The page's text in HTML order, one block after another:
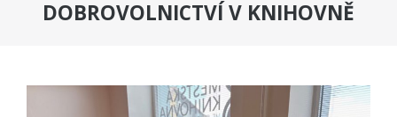
DOBROVOLNICTVÍ V KNIHOVNĚ